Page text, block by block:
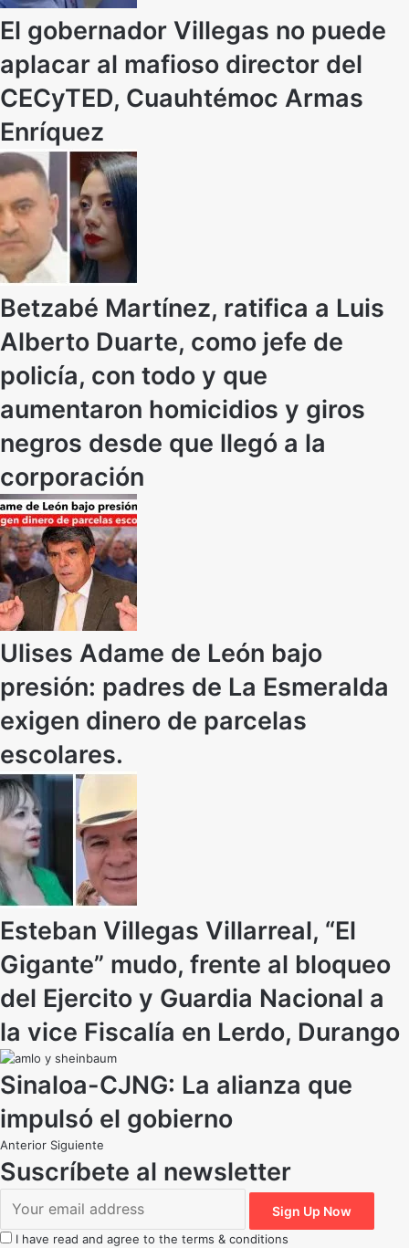
El gobernador Villegas no puede
aplacar al mafioso director del
CECyTED, Cuauhtémoc Armas
Enríquez
Betzabé Martínez, ratifica a Luis
Alberto Duarte, como jefe de
policía, con todo y que
aumentaron homicidios y giros
negros desde que llegó a la
corporación
Ulises Adame de León bajo
presión: padres de La Esmeralda
exigen dinero de parcelas
escolares.
Esteban Villegas Villarreal, “El
Gigante” mudo, frente al bloqueo
del Ejercito y Guardia Nacional a
la vice Fiscalía en Lerdo, Durango
Sinaloa-CJNG: La alianza que
impulsó el gobierno
Anterior Siguiente
Suscríbete al newsletter
I have read and agree to the terms & conditions